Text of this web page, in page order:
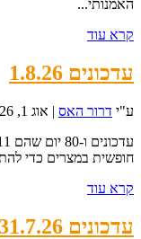
האמנותי...
קרא עוד
עדכונים 1.8.26
ע"י דרור האס | אוג 1, 2026
חופשית במצרים כדי
קרא עוד
עדכונים 31.7.26